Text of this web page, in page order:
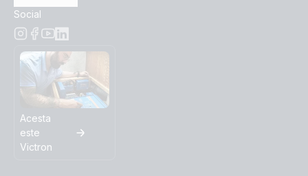
Social
Acesta
este
Victron